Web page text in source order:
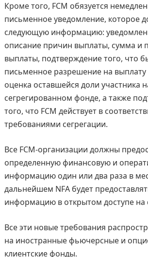
Кроме того, FСМ обязуется
письменное уведомление, которое
следующую информацию:
описание причин выплаты, сумма и
выплаты, подтверждение того, что
письменное разрешение на выплату
оценка оставшейся доли участника
сегрегированном фонде, а также
того, что FCM действует в
требованиями сегрегации.
Все FCM-организации должны
определенную финансовую и
информацию один или два раза в
дальнейшем NFA будет
информацию в открытом доступе на
Все эти новые требования
на иностранные фьючерсные и
клиентские фонды.